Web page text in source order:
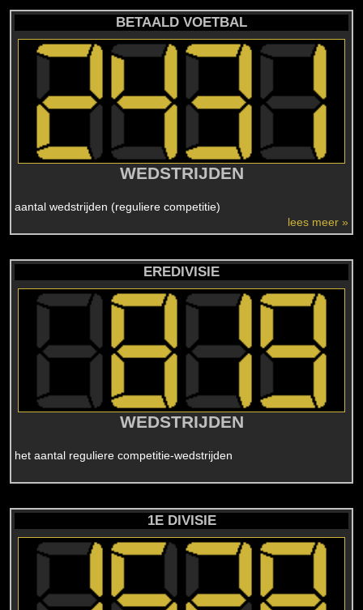
BETAALD VOETBAL
WEDSTRIJDEN
aantal wedstrijden (reguliere competitie)
lees meer »
EREDIVISIE
WEDSTRIJDEN
het aantal reguliere competitie-wedstrijden
1E DIVISIE